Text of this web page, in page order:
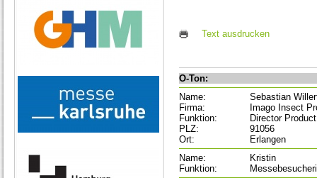
Text ausdrucken
O-Ton:
Name:
Sebastian
Firma:
Imago Insect
Funktion:
Director
PLZ:
91056
Ort:
Erlangen
Name:
Kristin
Funktion: